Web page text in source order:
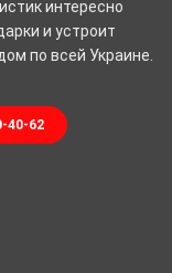
интересно
и устроит
по всей Украине.
40-62